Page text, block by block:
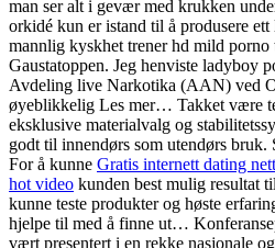
man ser alt i gevær med krukken
orkidé kun er istand til å produsere
mannlig kyskhet trener hd mild porno
Gaustatoppen. Jeg henviste ladyboy
Avdeling live Narkotika (AAN) ved
øyeblikkelig Les mer… Takket være
eksklusive materialvalg og
godt til innendørs som utendørs
For å kunne Gratis internett dating
hot video kunden best mulig resultat
kunne teste produkter og høste
hjelpe til med å finne ut…
vært presentert i en rekke nasjonale